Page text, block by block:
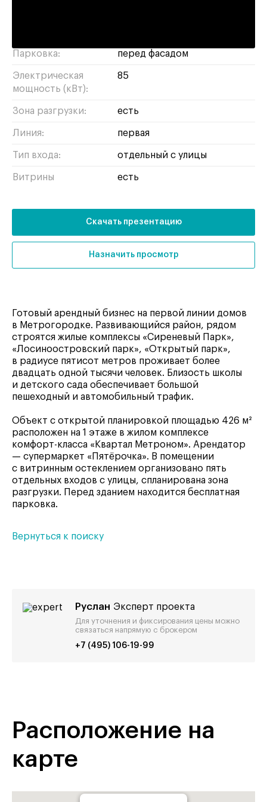
Парковка: перед фасадом
Электрическая
мощность (кВт):
85
Зона разгрузки: есть
Линия: первая
Тип входа: отдельный с улицы
Витрины есть
Скачать презентацию
Назначить просмотр
Готовый арендный бизнес на первой линии домов
в Метрогородке. Развивающийся район, рядом
строятся жилые комплексы «Сиреневый Парк»,
«Лосиноостровский парк», «Открытый парк»,
в радиусе пятисот метров проживает более
двадцать одной тысячи человек. Близость школы
и детского сада обеспечивает большой
пешеходный и автомобильный трафик.
Объект с открытой планировкой площадью 426 м²
расположен на 1 этаже в жилом комплексе
комфорт-класса «Квартал Метроном». Арендатор
— супермаркет «Пятёрочка». В помещении
с витринным остеклением организовано пять
отдельных входов с улицы, спланирована зона
разгрузки. Перед зданием находится бесплатная
парковка.
Вернуться к поиску
Руслан Эксперт проекта
Для уточнения и фиксирования цены можно
связаться напрямую с брокером
+7 (495) 106-19-99
Расположение на
карте